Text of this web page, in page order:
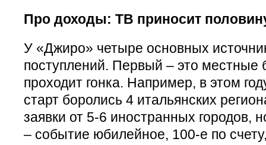
Про доходы: ТВ приносит
У «Джиро» четыре основных
поступлений. Первый – это местные
проходит гонка. Например, в этом
старт боролись 4 итальянских
заявки от 5-6 иностранных городов,
– событие юбилейное, 100-е по